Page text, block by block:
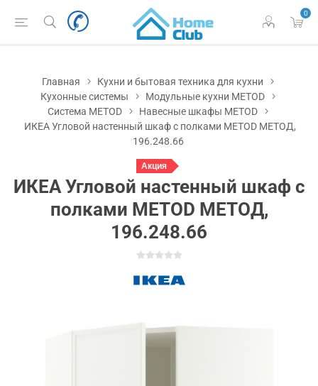
0
Главная
Кухни и бытовая техника для кухни
Кухонные системы
Модульные кухни METOD
Система METOD
Навесные шкафы METOD
ИКЕА Угловой настенный шкаф с полками METOD МЕТОД,
196.248.66
Акция
ИКЕА Угловой настенный шкаф с
полками METOD МЕТОД,
196.248.66